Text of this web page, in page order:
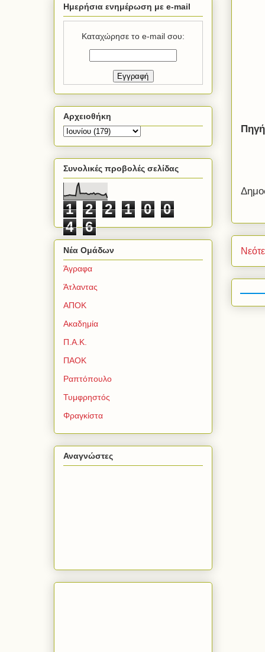
Ημερήσια ενημέρωση με e-mail
Καταχώρησε το e-mail σου:
Αρχειοθήκη
Συνολικές προβολές σελίδας
1 2 2 1 0
0
4
6
Νέα Ομάδων
Άγραφα
Άτλαντας
ΑΠΟΚ
Ακαδημία
Π.Α.Κ.
ΠΑΟΚ
Ραπτόπουλο
Τυμφρηστός
Φραγκίστα
Αναγνώστες